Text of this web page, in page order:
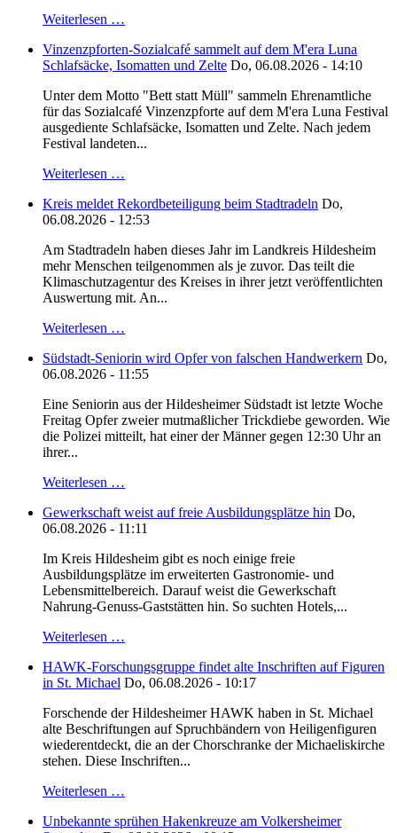
Weiterlesen …
Vinzenzpforten-Sozialcafé sammelt auf dem M'era Luna
Schlafsäcke, Isomatten und Zelte Do, 06.08.2026 - 14:10
Unter dem Motto "Bett statt Müll" sammeln Ehrenamtliche
für das Sozialcafé Vinzenzpforte auf dem M'era Luna Festival
ausgediente Schlafsäcke, Isomatten und Zelte. Nach jedem
Festival landeten...
Weiterlesen …
Kreis meldet Rekordbeteiligung beim Stadtradeln Do,
06.08.2026 - 12:53
Am Stadtradeln haben dieses Jahr im Landkreis Hildesheim
mehr Menschen teilgenommen als je zuvor. Das teilt die
Klimaschutzagentur des Kreises in ihrer jetzt veröffentlichten
Auswertung mit. An...
Weiterlesen …
Südstadt-Seniorin wird Opfer von falschen Handwerkern Do,
06.08.2026 - 11:55
Eine Seniorin aus der Hildesheimer Südstadt ist letzte Woche
Freitag Opfer zweier mutmaßlicher Trickdiebe geworden. Wie
die Polizei mitteilt, hat einer der Männer gegen 12:30 Uhr an
ihrer...
Weiterlesen …
Gewerkschaft weist auf freie Ausbildungsplätze hin Do,
06.08.2026 - 11:11
Im Kreis Hildesheim gibt es noch einige freie
Ausbildungsplätze im erweiterten Gastronomie- und
Lebensmittelbereich. Darauf weist die Gewerkschaft
Nahrung-Genuss-Gaststätten hin. So suchten Hotels,...
Weiterlesen …
HAWK-Forschungsgruppe findet alte Inschriften auf Figuren
in St. Michael Do, 06.08.2026 - 10:17
Forschende der Hildesheimer HAWK haben in St. Michael
alte Beschriftungen auf Spruchbändern von Heiligenfiguren
wiederentdeckt, die an der Chorschranke der Michaeliskirche
stehen. Diese Inschriften...
Weiterlesen …
Unbekannte sprühen Hakenkreuze am Volkersheimer